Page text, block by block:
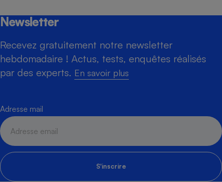
Newsletter
Recevez gratuitement notre newsletter
hebdomadaire ! Actus, tests, enquêtes réalisés
par des experts. En savoir plus
Adresse mail
S'inscrire